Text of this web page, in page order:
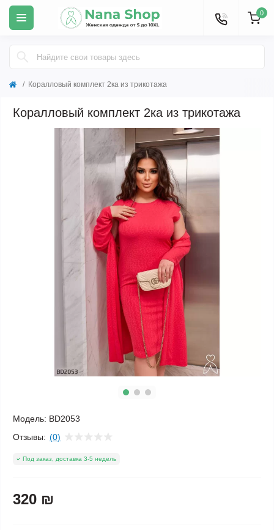
0
Коралловый комплект 2ка из трикотажа
Коралловый комплект 2ка из трикотажа
Модель: BD2053
Отзывы: (0)
Под заказ, доставка 3-5 недель
320 ₪